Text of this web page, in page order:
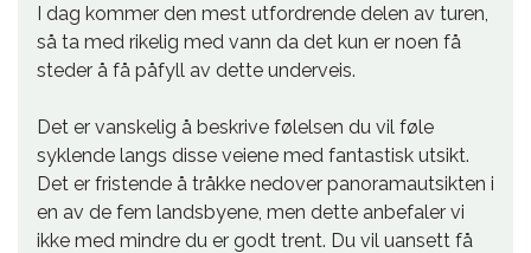
I dag kommer den mest utfordrende delen av turen,
så ta med rikelig med vann da det kun er noen få
steder å få påfyll av dette underveis.
Det er vanskelig å beskrive følelsen du vil føle
syklende langs disse veiene med fantastisk utsikt.
Det er fristende å tråkke nedover panoramautsikten i
en av de fem landsbyene, men dette anbefaler vi
ikke med mindre du er godt trent. Du vil uansett få